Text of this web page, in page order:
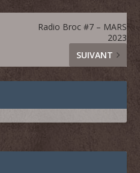
Radio Broc #7 – MARS
2023
SUIVANT